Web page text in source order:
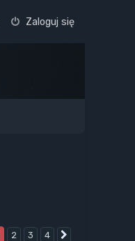
Zaloguj się
2 3 4